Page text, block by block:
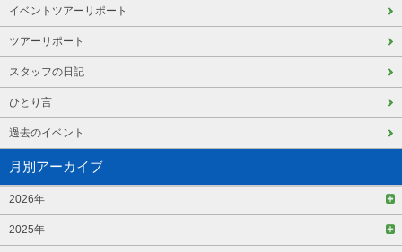
イベントツアーリポート
ツアーリポート
スタッフの日記
ひとり言
過去のイベント
月別アーカイブ
2026年
2025年